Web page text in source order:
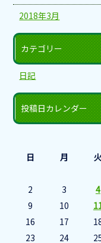
2018年3月
カテゴリー
日記
投稿日カレンダー
日
月
2
3 4
9
10
16
17
23
24